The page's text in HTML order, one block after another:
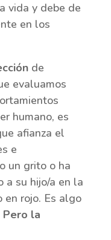
vida y debe de
en los
de
evaluamos
humano, es
afianza el
e
un grito o ha
a su hijo/a en la
en rojo. Es algo
Pero la